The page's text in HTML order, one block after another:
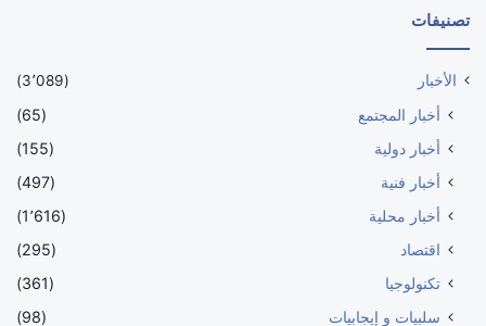
تصنيفات
الأخبار (3٬089)
أخبار المجتمع
(65)
أخبار دولية
(155)
أخبار فنية
(497)
أخبار محلية
(1٬616)
اقتصاد
(295)
تكنولوجيا
(361)
سلبيات و إيجابيات
(98)